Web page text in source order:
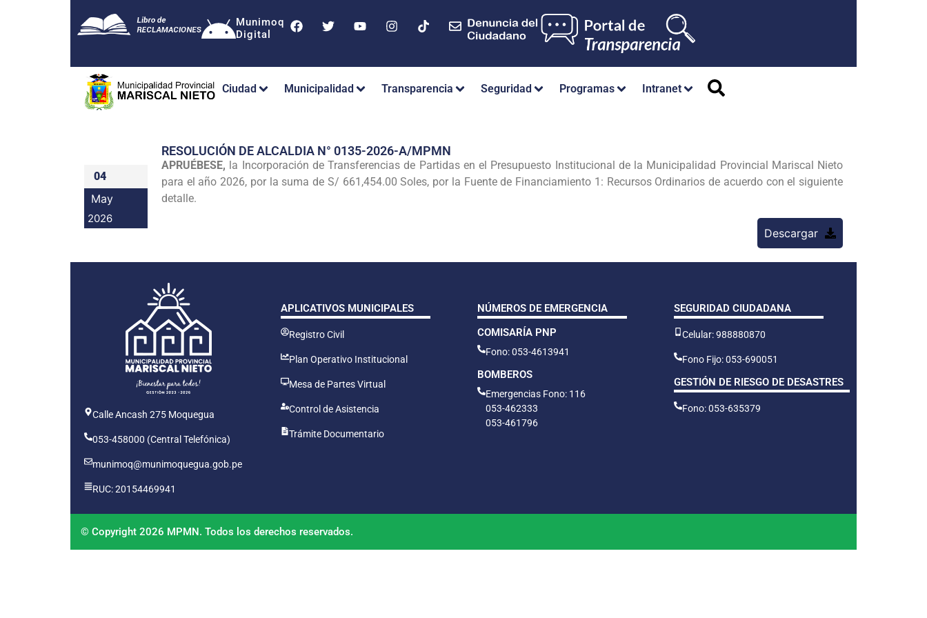
Munimoq
Digital
Ciudad Municipalidad Transparencia Seguridad Programas Intranet
04
May
2026
RESOLUCIÓN DE ALCALDIA N° 0135-2026-A/MPMN
APRUÉBESE, la Incorporación de Transferencias de Partidas en el Presupuesto Institucional de la Municipalidad Provincial Mariscal Nieto
para el año 2026, por la suma de S/ 661,454.00 Soles, por la Fuente de Financiamiento 1: Recursos Ordinarios de acuerdo con el siguiente
detalle.
Descargar
Calle Ancash 275 Moquegua
053-458000 (Central Telefónica)
munimoq@munimoquegua.gob.pe
RUC: 20154469941
APLICATIVOS MUNICIPALES
Registro Civil
Plan Operativo Institucional
Mesa de Partes Virtual
Control de Asistencia
Trámite Documentario
NÚMEROS DE EMERGENCIA
COMISARÍA PNP
Fono: 053-4613941
BOMBEROS
Emergencias Fono: 116
053-462333
053-461796
SEGURIDAD CIUDADANA
Celular: 988880870
Fono Fijo: 053-690051
GESTIÓN DE RIESGO DE DESASTRES
Fono: 053-635379
© Copyright 2026 MPMN. Todos los derechos reservados.